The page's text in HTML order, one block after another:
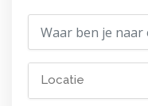
Locatie